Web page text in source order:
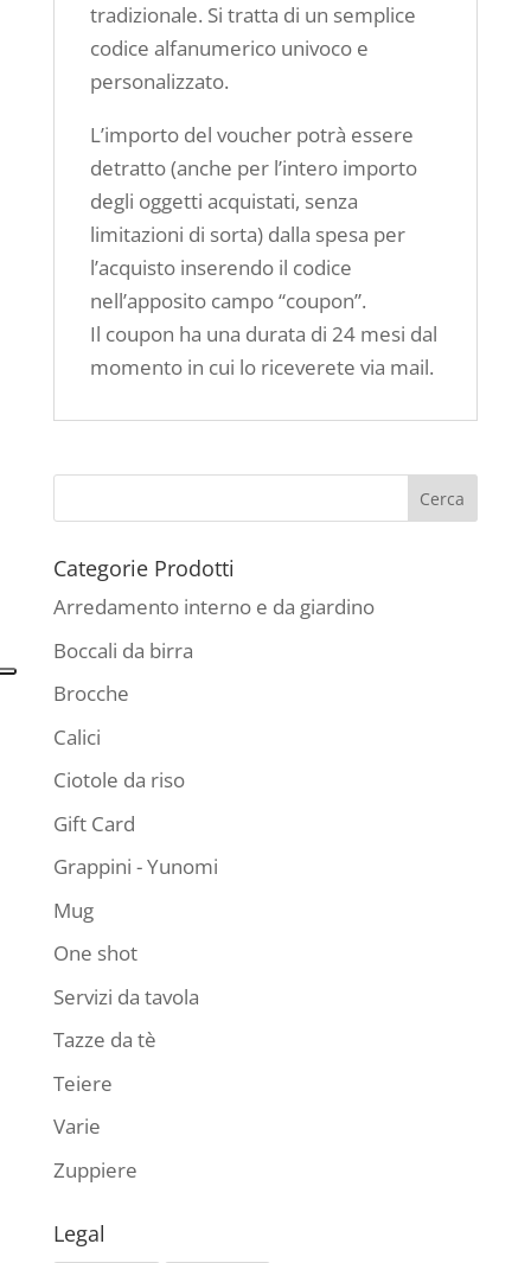
tradizionale. Si tratta di un semplice
codice alfanumerico univoco e
personalizzato.
L’importo del voucher potrà essere
detratto (anche per l’intero importo
degli oggetti acquistati, senza
limitazioni di sorta) dalla spesa per
l’acquisto inserendo il codice
nell’apposito campo “coupon”.
Il coupon ha una durata di 24 mesi dal
momento in cui lo riceverete via mail.
Categorie Prodotti
Arredamento interno e da giardino
Boccali da birra
Brocche
Calici
Ciotole da riso
Gift Card
Grappini - Yunomi
Mug
One shot
Servizi da tavola
Tazze da tè
Teiere
Varie
Zuppiere
Legal